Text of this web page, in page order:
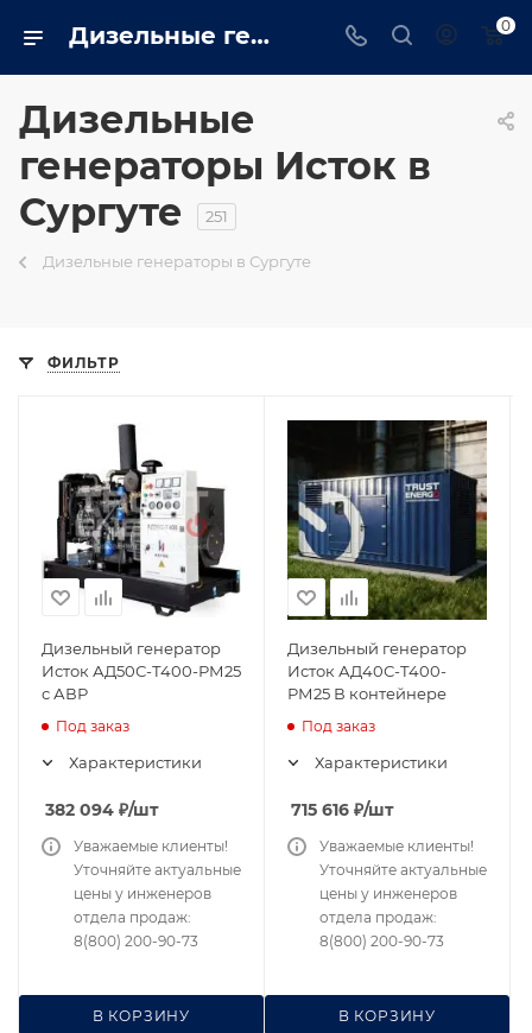
Дизельные генераторы исток: Промышленные, бытовые купить в Сургуте на сайте - surgut.trustenergo.ru 0
Дизельные
генераторы Исток в
Сургуте
251
Дизельные генераторы в Сургуте
ФИЛЬТР
Дизельный генератор
Исток АД50С-Т400-РМ25
с АВР
Под заказ
Характеристики
382 094 ₽/шт
В КОРЗИНУ
Уважаемые клиенты!
Уточняйте актуальные
цены у инженеров
отдела продаж:
8(800) 200-90-73
Дизельный генератор
Исток АД40С-Т400-
РМ25 В контейнере
Под заказ
Характеристики
715 616 ₽/шт
В КОРЗИНУ
Уважаемые клиенты!
Уточняйте актуальные
цены у инженеров
отдела продаж:
8(800) 200-90-73